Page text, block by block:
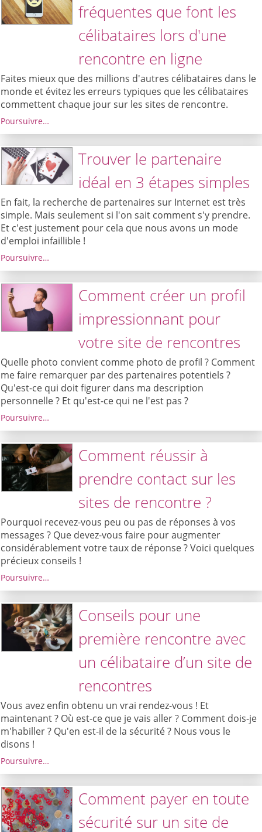
fréquentes que font les
célibataires lors d'une
rencontre en ligne
Faites mieux que des millions d'autres célibataires dans le
monde et évitez les erreurs typiques que les célibataires
commettent chaque jour sur les sites de rencontre.
Poursuivre…
Trouver le partenaire
idéal en 3 étapes simples
En fait, la recherche de partenaires sur Internet est très
simple. Mais seulement si l'on sait comment s'y prendre.
Et c'est justement pour cela que nous avons un mode
d'emploi infaillible !
Poursuivre…
Comment créer un profil
impressionnant pour
votre site de rencontres
Quelle photo convient comme photo de profil ? Comment
me faire remarquer par des partenaires potentiels ?
Qu'est-ce qui doit figurer dans ma description
personnelle ? Et qu'est-ce qui ne l'est pas ?
Poursuivre…
Comment réussir à
prendre contact sur les
sites de rencontre ?
Pourquoi recevez-vous peu ou pas de réponses à vos
messages ? Que devez-vous faire pour augmenter
considérablement votre taux de réponse ? Voici quelques
précieux conseils !
Poursuivre…
Conseils pour une
première rencontre avec
un célibataire d’un site de
rencontres
Vous avez enfin obtenu un vrai rendez-vous ! Et
maintenant ? Où est-ce que je vais aller ? Comment dois-je
m'habiller ? Qu'en est-il de la sécurité ? Nous vous le
disons !
Poursuivre…
Comment payer en toute
sécurité sur un site de